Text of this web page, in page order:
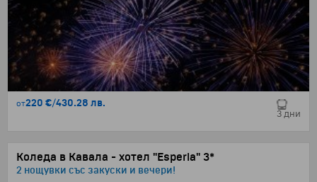
от220 €/430.28 лв.
3 дни
Коледа в Кавала - хотел "Esperia" 3*
2 нощувки със закуски и вечери!